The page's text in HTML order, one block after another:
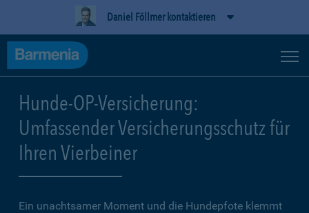
Daniel Föllmer kontaktieren
Hunde-OP-Versicherung:
Umfassender Versicherungsschutz für
Ihren Vierbeiner
Ein unachtsamer Moment und die Hundepfote klemmt